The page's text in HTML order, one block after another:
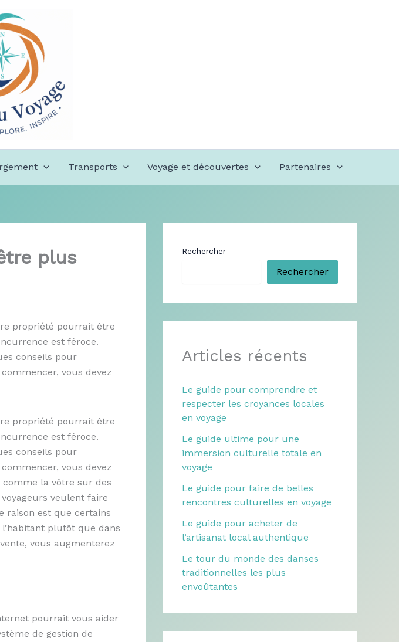
Transports Voyage et découvertes Partenaires
plus
propriété pourrait être
est féroce.
conseils pour
vous devez
propriété pourrait être
est féroce.
conseils pour
vous devez
la vôtre sur des
veulent faire
raison est que certains
plutôt que dans
vous augmenterez
pourrait vous aider
de gestion de
Rechercher
Rechercher
Articles récents
Le guide pour comprendre et
respecter les croyances locales
en voyage
Le guide ultime pour une
immersion culturelle totale en
voyage
Le guide pour faire de belles
rencontres culturelles en voyage
Le guide pour acheter de
l’artisanat local authentique
Le tour du monde des danses
traditionnelles les plus
envoûtantes